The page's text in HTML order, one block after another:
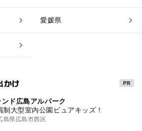
愛媛県
かけ
ド広島アルパーク
制大型室内公園ピュアキッズ！
島県広島市西区